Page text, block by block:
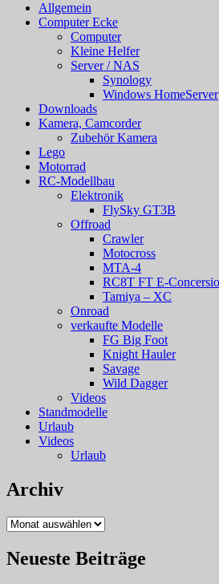
Allgemein
Computer Ecke
Computer
Kleine Helfer
Server / NAS
Synology
Windows HomeServer
Downloads
Kamera, Camcorder
Zubehör Kamera
Lego
Motorrad
RC-Modellbau
Elektronik
FlySky GT3B
Offroad
Crawler
Motocross
MTA-4
RC8T FT E-
Tamiya – XC
Onroad
verkaufte Modelle
FG Big Foot
Knight Hauler
Savage
Wild Dagger
Videos
Standmodelle
Urlaub
Videos
Urlaub
Archiv
Archiv
Neueste Beiträge